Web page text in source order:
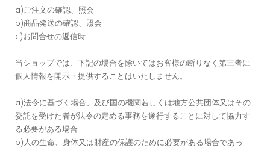
a)ご注文の確認、照会
b)商品発送の確認、照会
c)お問合せの返信時
当ショップでは、下記の場合を除いてはお客様の断りなく第三者に
個人情報を開示・提供することはいたしません。
a)法令に基づく場合、及び国の機関若しくは地方公共団体又はその
委託を受けた者が法令の定める事務を遂行することに対して協力す
る必要がある場合
b)人の生命、身体又は財産の保護のために必要がある場合であっ